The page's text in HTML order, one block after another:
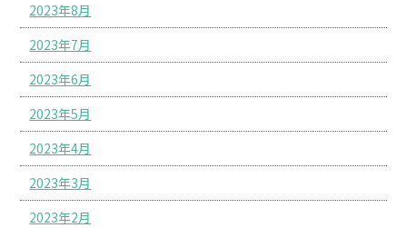
2023年8月
2023年7月
2023年6月
2023年5月
2023年4月
2023年3月
2023年2月